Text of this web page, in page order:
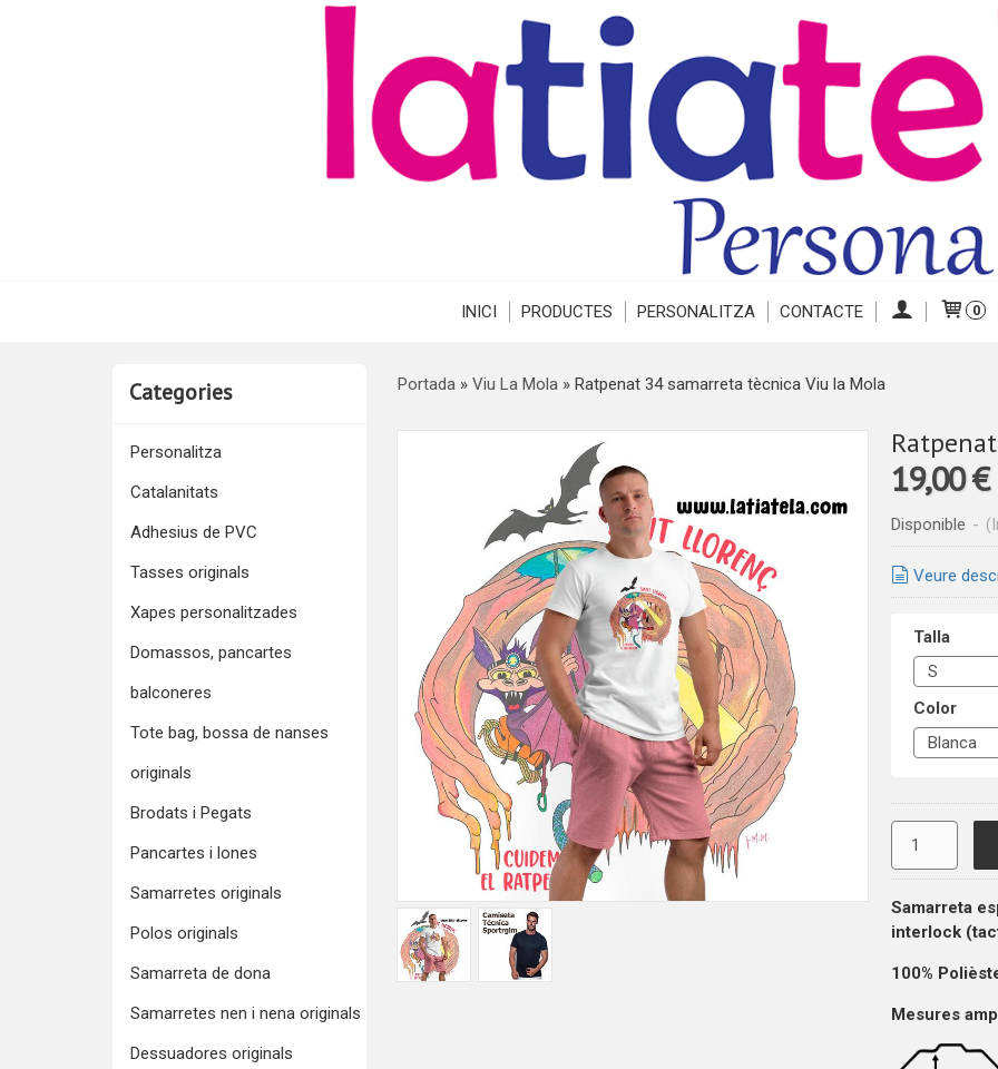
INICI PRODUCTES PERSONALITZA CONTACTE 0
Categories
Personalitza
Catalanitats
Adhesius de PVC
Tasses originals
Xapes personalitzades
Domassos, pancartes
balconeres
Tote bag, bossa de nanses
originals
Brodats i Pegats
Pancartes i lones
Samarretes originals
Polos originals
Samarreta de dona
Samarretes nen i nena originals
Dessuadores originals
Portada» Viu La Mola» Ratpenat 34 samarreta tècnica Viu la Mola
19,00 €
Disponible -
Veure
Talla
Color
Samarreta
interlock
100%
Mesures